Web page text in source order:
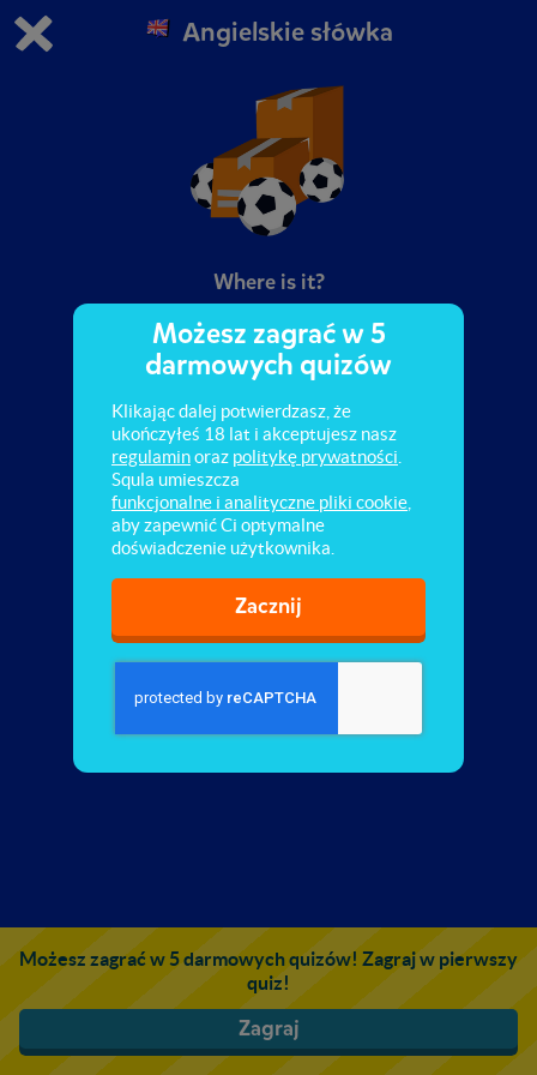
Grasz w wersję demonstracyjną Squli
Kup teraz!
0 1
Angielskie słówka
Where is it?
Możesz zagrać w 5 darmowych quizów! Zagraj w pierwszy
quiz!
Zagraj
Możesz zagrać w 5
darmowych quizów
Klikając dalej potwierdzasz, że
ukończyłeś 18 lat i akceptujesz nasz
regulaminoraz politykę prywatności
Squla umieszcza
funkcjonalne i analityczne pliki cookie
aby zapewnić Ci optymalne
doświadczenie użytkownika.
Zacznij